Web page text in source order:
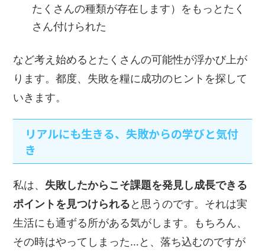
たくさんの種類が存在します）をもっとたく
さん付けられた
など考え始めるとたくさんの可能性が浮かび上が
ります。都度、失敗を糧に成功のヒントを探して
いきます。
リアルにも生きる、失敗からの学びと気付
き
私は、 失敗したからこそ課題を発見し成長できる
ポイントを見つけられると思うのです。それは実
生活にも通ずる所がある気がします。もちろん、
その時はやってしまった…と、落ち込むのですが